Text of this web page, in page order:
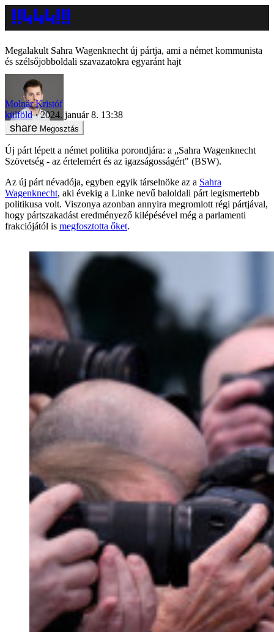
Megalakult Sahra Wagenknecht új pártja, ami a német kommunista
és szélsőjobboldali szavazatokra egyaránt hajt
Molnár Kristóf
külföld
2024. január 8. 13:38
Megosztás
Új párt lépett a német politika porondjára: a „Sahra Wagenknecht
Szövetség - az értelemért és az igazságosságért" (BSW).
Az új párt névadója, egyben egyik társelnöke az a Sahra
Wagenknecht, aki évekig a Linke nevű baloldali párt legismertebb
politikusa volt. Viszonya azonban annyira megromlott régi pártjával,
hogy pártszakadást eredményező kilépésével még a parlamenti
frakciójától is megfosztotta őket.